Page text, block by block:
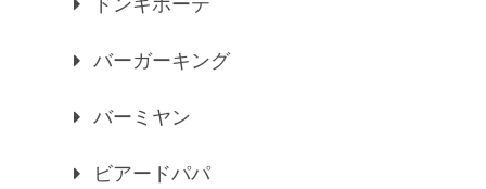
ドンキホーテ
バーガーキング
バーミヤン
ビアードパパ